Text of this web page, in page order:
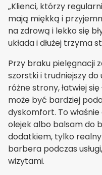
„Klienci, którzy
mają miękką i
na zdrową i lekko się
układa i dłużej trzyma
Przy braku pielęgnacji
szorstki i trudniejszy do
różne strony, łatwiej
może być bardziej
dyskomfort. To
olejek albo balsam do
dodatkiem, tylko
barbera podczas
wizytami.